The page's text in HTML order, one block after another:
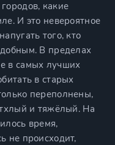
какие
И это невероятное
того, кто
В пределах
в самых лучших
в старых
переполнены,
и тяжёлый. На
время,
не происходит,